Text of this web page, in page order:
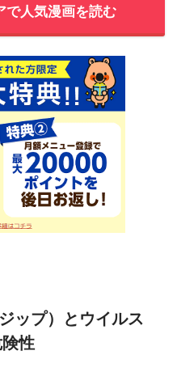
で人気漫画を読む
ップ）とウイルス
性